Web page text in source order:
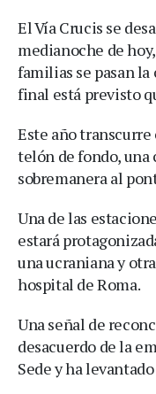
El Vía Crucis se
medianoche de
familias se pasan la
final está previsto
Este año
telón de fondo, una
sobremanera al
Una de las
estará
una ucraniana y
hospital de Roma.
Una señal de
desacuerdo de la
Sede y ha